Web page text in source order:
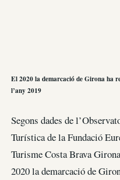
El 2020 la demarcació de Girona ha
l’any 2019
Segons dades de
Turística de la Fundació
Turisme Costa Brava
2020 la demarcació de